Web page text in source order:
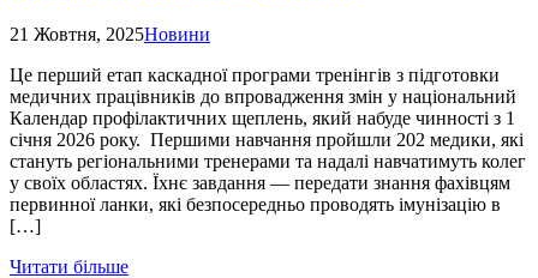
21 Жовтня, 2025Новини
Це перший етап каскадної програми тренінгів з підготовки
медичних працівників до впровадження змін у національний
Календар профілактичних щеплень, який набуде чинності з 1
січня 2026 року. Першими навчання пройшли 202 медики, які
стануть регіональними тренерами та надалі навчатимуть колег
у своїх областях. Їхнє завдання — передати знання фахівцям
первинної ланки, які безпосередньо проводять імунізацію в
[…]
Читати більше